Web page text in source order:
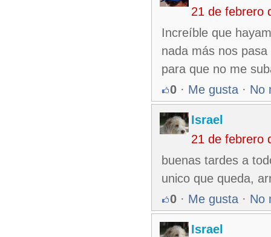
21 de febrero
Increíble que
nada más nos
para que no me
0 · Me gusta · No
Israel
21 de febrero
buenas tardes a
unico que queda,
0 · Me gusta · No
Israel